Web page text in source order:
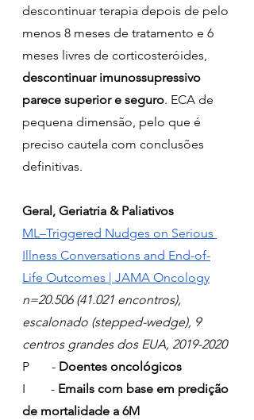
descontinuar terapia depois de pelo
menos 8 meses de tratamento e 6
meses livres de corticosteróides,
descontinuar imunossupressivo
parece superior e seguro. ECA de
pequena dimensão, pelo que é
preciso cautela com conclusões
definitivas.
Geral, Geriatria & Paliativos
ML–Triggered Nudges on Serious
Illness Conversations and End-of-
Life Outcomes | JAMA Oncology
n=20.506 (41.021 encontros),
escalonado (stepped-wedge), 9
centros grandes dos EUA, 2019-2020
P       - Doentes oncológicos
I        - Emails com base em predição
de mortalidade a 6M